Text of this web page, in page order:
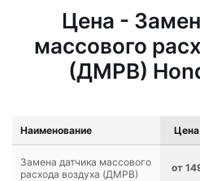
Цена -
массового
(ДМРВ)
Наименование Цена
Замена датчика массового
расхода воздуха (ДМРВ)
от